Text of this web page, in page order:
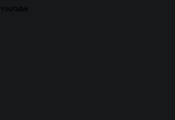
Youtube